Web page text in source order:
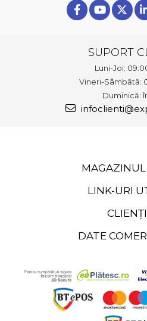
SUPORT
Luni-Joi:
Vineri-Sâmbătă:
Duminică:
LINK-URI
CLIENȚI
DATE